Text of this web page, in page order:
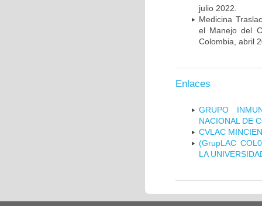
julio 2022.
Medicina
el Manejo del
Colombia, abril
Enlaces
GRUPO
NACIONAL DE
CVLAC
(GrupLAC
LA